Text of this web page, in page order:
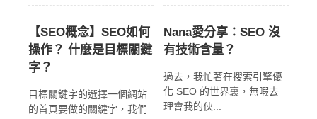
【SEO概念】SEO如何
操作？ 什麼是目標關鍵
字？
目標關鍵字的選擇一個網站
的首頁要做的關鍵字，我們
Nana愛分享：SEO 沒
有技術含量？
過去，我忙著在搜索引擎優
化 SEO 的世界裏，無暇去
理會我的伙...